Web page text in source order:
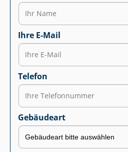
Ihre E-Mail
Telefon
Gebäudeart